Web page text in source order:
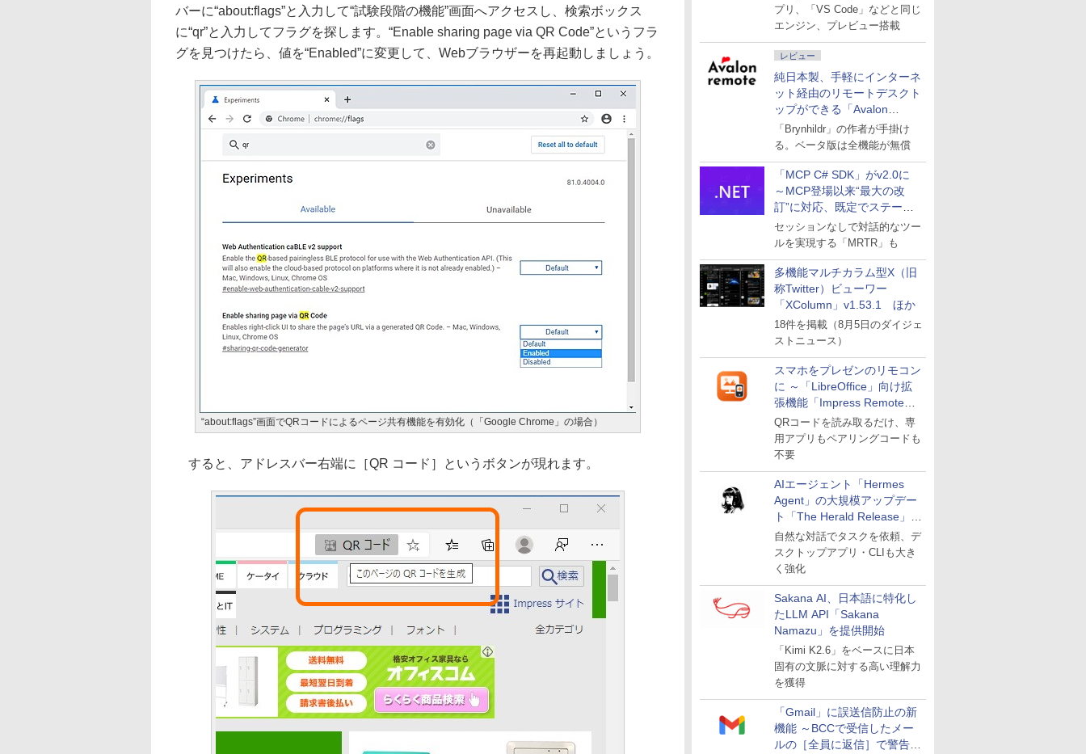
プリ、「VS Code」などと同じ
エンジン、プレビュー搭載
レビュー
純日本製、手軽にインターネ
ット経由のリモートデスクト
ップができる「Avalon
remote」
「Brynhildr」の作者が手掛け
る。ベータ版は全機能が無償
「MCP C# SDK」がv2.0に
～MCP登場以来“最大の改
訂”に対応、既定でステート
レスへ
セッションなしで対話的なツー
ルを実現する「MRTR」も
多機能マルチカラム型X（旧
称Twitter）ビューワー
「XColumn」v1.53.1 ほか
18件を掲載（8月5日のダイジェ
ストニュース）
スマホをプレゼンのリモコン
に ～「LibreOffice」向け拡
張機能「Impress Remote」
が公開
QRコードを読み取るだけ、専
用アプリもペアリングコードも
不要
AIエージェント「Hermes
Agent」の大規模アップデー
ト「The Herald Release」が
公開
自然な対話でタスクを依頼、デ
スクトップアプリ・CLIも大き
く強化
Sakana AI、日本語に特化し
たLLM API「Sakana
Namazu」を提供開始
「Kimi K2.6」をベースに日本
固有の文脈に対する高い理解力
を獲得
「Gmail」に誤送信防止の新
機能 ～BCCで受信したメー
ルの［全員に返信］で警告を
バーに“about:flags”と入力して“試験段階の機能”画面へアクセスし、検索ボックス
に“qr”と入力してフラグを探します。“Enable sharing page via QR Code”というフラ
グを見つけたら、値を“Enabled”に変更して、Webブラウザーを再起動しましょう。
“about:flags”画面でQRコードによるページ共有機能を有効化（「Google Chrome」の場合）
すると、アドレスバー右端に［QR コード］というボタンが現れます。